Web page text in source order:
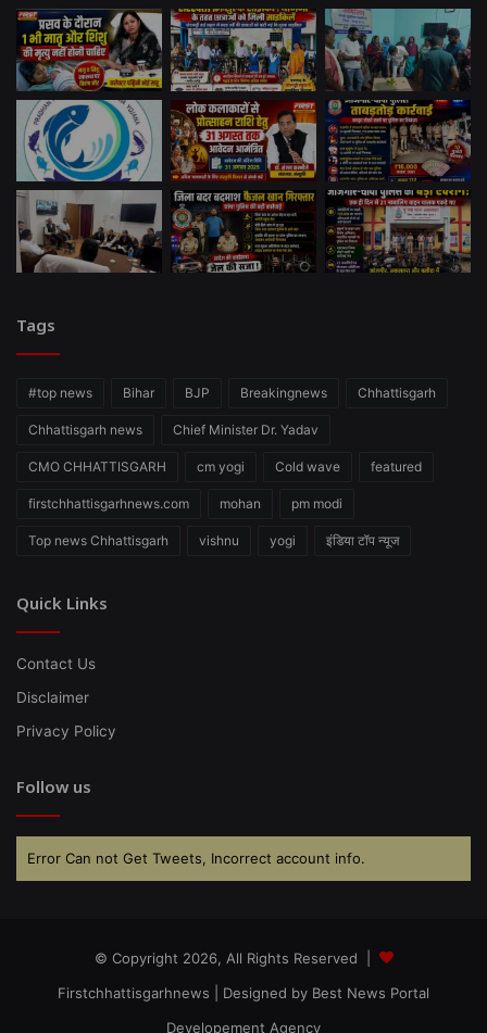
Tags
#top news Bihar BJP Breakingnews Chhattisgarh
Chhattisgarh news Chief Minister Dr. Yadav
CMO CHHATTISGARH cm yogi Cold wave featured
firstchhattisgarhnews.com mohan pm modi
Top news Chhattisgarh vishnu yogi इंडिया टॉप न्यूज
Quick Links
Contact Us
Disclaimer
Privacy Policy
Follow us
Error Can not Get Tweets, Incorrect account info.
© Copyright 2026, All Rights Reserved |
Firstchhattisgarhnews | Designed by Best News Portal
Developement Agency